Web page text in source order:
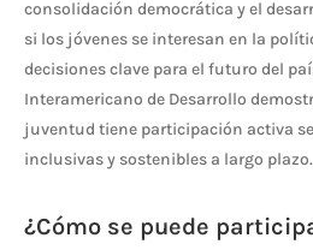
consolidación democrática y el
si los jóvenes se interesan en la
decisiones clave para el futuro del
Interamericano de Desarrollo
juventud tiene participación activa
inclusivas y sostenibles a largo plazo.
¿Cómo se puede